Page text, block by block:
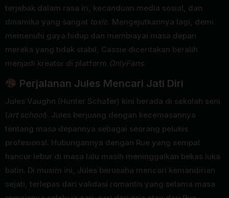
terjebak dalam rasa iri, kecanduan media sosial, dan
dinamika yang sangat toxic. Mengejutkannya lagi, demi
memenuhi gaya hidup dan membiayai masa depan
mereka yang tidak stabil, Cassie diceritakan beralih
menjadi kreator di platform OnlyFans.
Perjalanan Jules Mencari Jati Diri
Jules Vaughn (Hunter Schafer) kini berada di sekolah seni
(art school). Jules berjuang dengan kecemasannya
tentang masa depannya sebagai seorang pelukis
profesional. Hubungannya dengan Rue yang sempat
hancur lebur di masa lalu masih meninggalkan bekas luka
batin. Di musim ini, Jules berusaha mencari kemandirian
sejati, terlepas dari validasi romantis yang selama masa